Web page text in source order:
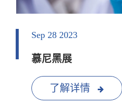
Sep 28 2023
慕尼黑展
了解详情